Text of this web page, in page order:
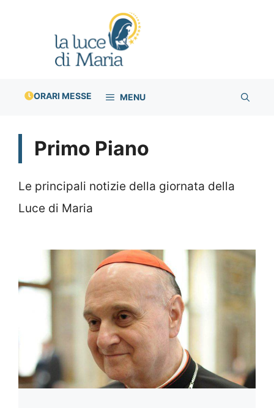
ORARI MESSE MENU
Primo Piano
Le principali notizie della giornata della
Luce di Maria